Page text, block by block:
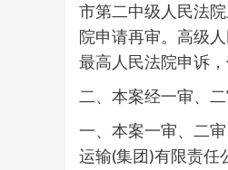
市第二中级人民法
院申请再审。高级
最高人民法院申诉
二、本案经一审、
一、本案一审、二
运输(集团)有限责任